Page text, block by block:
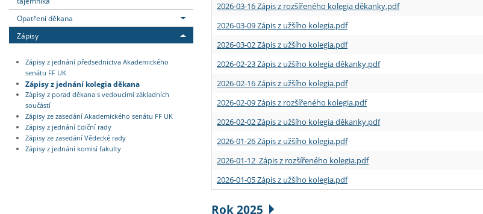
Opatření děkana
Zápisy
Zápisy z jednání předsednictva Akademického
senátu FF UK
Zápisy z jednání kolegia děkana
Zápisy z porad děkana s vedoucími základních
součástí
Zápisy ze zasedání Akademického senátu FF UK
Zápisy z jednání Ediční rady
Zápisy ze zasedání Vědecké rady
Zápisy z jednání komisí fakulty
2026-03-16 Zápis z rozšířeného kolegia děkanky.pdf
2026-03-09 Zápis z užšího kolegia.pdf
2026-03-02 Zápis z užšího kolegia.pdf
2026-02-23 Zápis z užšího kolegia děkanky.pdf
2026-02-16 Zápis z užšího kolegia.pdf
2026-02-09 Zápis z rozšířeného kolegia.pdf
2026-02-02 Zápis z užšího kolegia děkanky.pdf
2026-01-26 Zápis z užšího kolegia.pdf
2026-01-12 Zápis z rozšířeného kolegia.pdf
2026-01-05 Zápis z užšího kolegia.pdf
Rok 2025